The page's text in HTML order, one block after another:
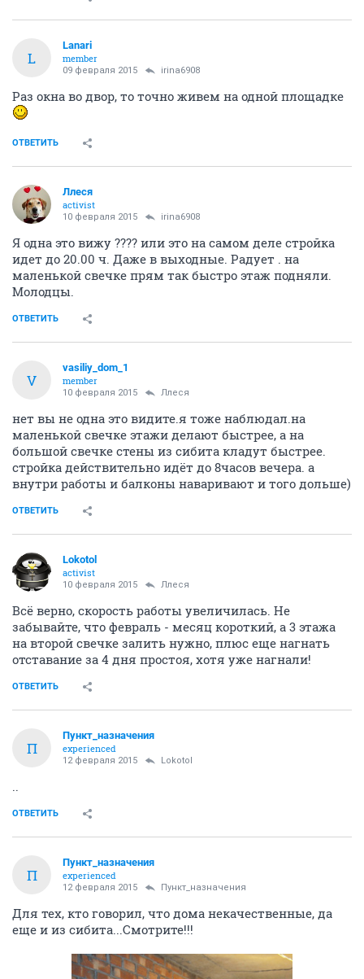
L
Lanari
member
09 февраля 2015 irina6908
Раз окна во двор, то точно живем на одной площадке
ОТВЕТИТЬ
Ллеся
activist
10 февраля 2015 irina6908
Я одна это вижу ???? или это на самом деле стройка
идет до 20.00 ч. Даже в выходные. Радует . на
маленькой свечке прям так быстро этаж подняли.
Молодцы.
ОТВЕТИТЬ
V
vasiliy_dom_1
member
10 февраля 2015 Ллеся
нет вы не одна это видите.я тоже наблюдал.на
маленькой свечке этажи делают быстрее, а на
большой свечке стены из сибита кладут быстрее.
стройка действительно идёт до 8часов вечера. а
внутри работы и балконы наваривают и того дольше)
ОТВЕТИТЬ
Lokotol
activist
10 февраля 2015 Ллеся
Всё верно, скорость работы увеличилась. Не
забывайте, что февраль - месяц короткий, а 3 этажа
на второй свечке залить нужно, плюс еще нагнать
отставание за 4 дня простоя, хотя уже нагнали!
ОТВЕТИТЬ
П
Пункт_назначения
experienced
12 февраля 2015 Lokotol
..
ОТВЕТИТЬ
П
Пункт_назначения
experienced
12 февраля 2015 Пункт_назначения
Для тех, кто говорил, что дома некачественные, да
еще и из сибита...Смотрите!!!